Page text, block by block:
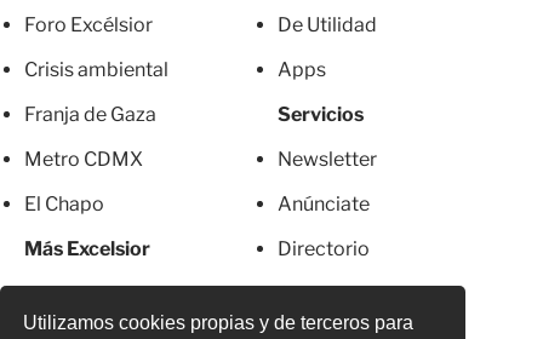
Utilizamos cookies propias y de terceros para
Foro Excélsior
Crisis ambiental
Franja de Gaza
Metro CDMX
El Chapo
Más Excelsior
Mujeres
De Utilidad
Apps
Servicios
Newsletter
Anúnciate
Directorio
Suscripciones